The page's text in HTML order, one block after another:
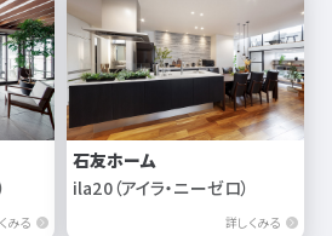
みる
石友ホーム
ila20（アイラ・ニーゼロ）
詳しくみる